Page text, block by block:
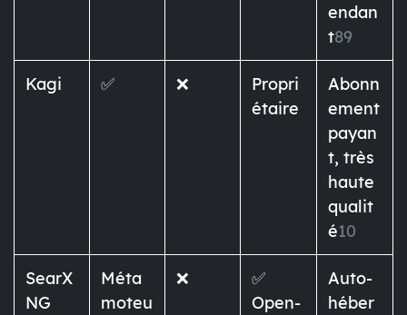
endan
t89
Kagi ✅ ❌
Propri
étaire
Abonn
ement
payan
t, très
haute
qualit
é10
SearX
NG
Méta
moteu
❌
✅
Open-
Auto-
héber